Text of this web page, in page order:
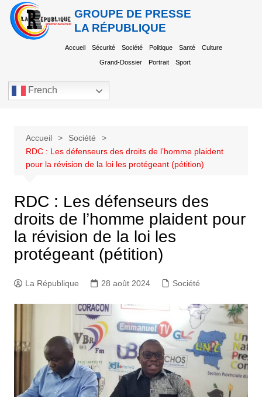
GROUPE DE PRESSE
LA RÉPUBLIQUE
Accueil Sécurité Société Politique Santé Culture
Grand-Dossier Portrait Sport
French
Accueil
Société
RDC : Les défenseurs des droits de l’homme plaident
pour la révision de la loi les protégeant (pétition)
RDC : Les défenseurs des
droits de l’homme plaident pour
la révision de la loi les
protégeant (pétition)
La République 28 août 2024 Société